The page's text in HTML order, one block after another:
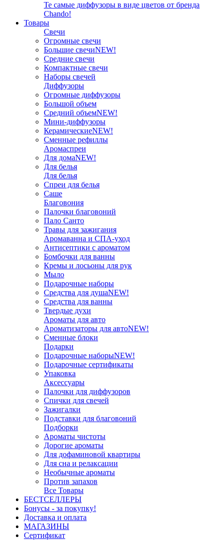
Те самые диффузоры в виде цветов от бренда
Chando!
Товары
Свечи
Огромные свечи
Большие свечиNEW!
Средние свечи
Компактные свечи
Наборы свечей
Диффузоры
Огромные диффузоры
Большой объем
Средний объемNEW!
Мини-диффузоры
КерамическиеNEW!
Сменные рефиллы
Аромаспреи
Для домаNEW!
Для белья
Для белья
Спреи для белья
Саше
Благовония
Палочки благовоний
Пало Санто
Травы для зажигания
Аромаванна и СПА-уход
Антисептики с ароматом
Бомбочки для ванны
Кремы и лосьоны для рук
Мыло
Подарочные наборы
Средства для душаNEW!
Средства для ванны
Твердые духи
Ароматы для авто
Ароматизаторы для автоNEW!
Сменные блоки
Подарки
Подарочные наборыNEW!
Подарочные сертификаты
Упаковка
Аксессуары
Палочки для диффузоров
Спички для свечей
Зажигалки
Подставки для благовоний
Подборки
Ароматы чистоты
Дорогие ароматы
Для дофаминовой квартиры
Для сна и релаксации
Необычные ароматы
Против запахов
Все Товары
БЕСТСЕЛЛЕРЫ
Бонусы - за покупку!
Доставка и оплата
МАГАЗИНЫ
Cертификат